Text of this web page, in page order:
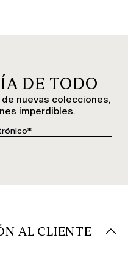
DE TODO
nuevas colecciones,
imperdibles.
AL CLIENTE